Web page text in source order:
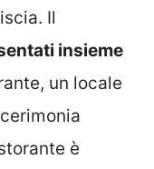
Il
insieme
un locale
è